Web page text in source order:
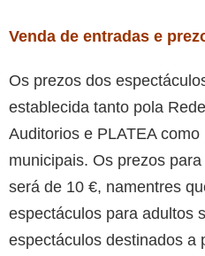
Venda de entradas e
Os prezos dos
establecida tanto pola
Auditorios e PLATEA
municipais. Os prezos
será de 10 €, namentres
espectáculos para adultos
espectáculos destinados a